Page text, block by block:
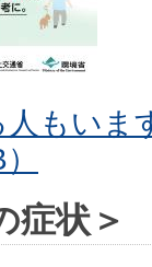
もいま
症状＞